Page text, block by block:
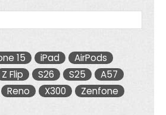
15 iPad
AirPods
Z Flip S26 S25
A57
Reno X300
Zenfone